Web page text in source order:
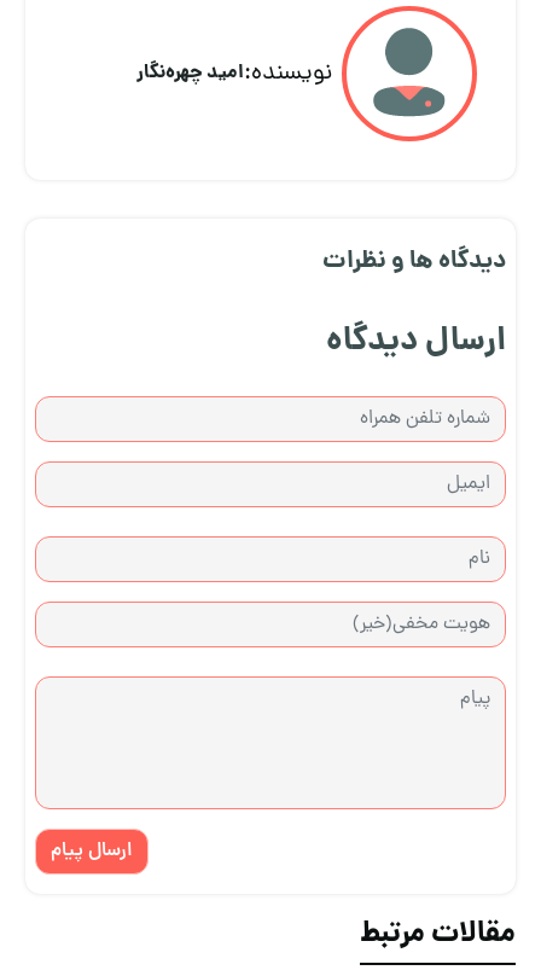
نویسنده:امید چهره‌نگار
دیدگاه ها و نظرات
ارسال دیدگاه
ارسال پیام
مقالات مرتبط